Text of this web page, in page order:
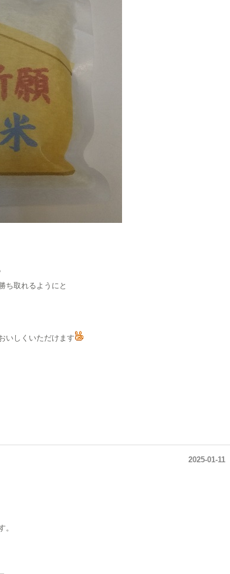
ち取れるようにと
いしくいただけます
2025-01-11
。